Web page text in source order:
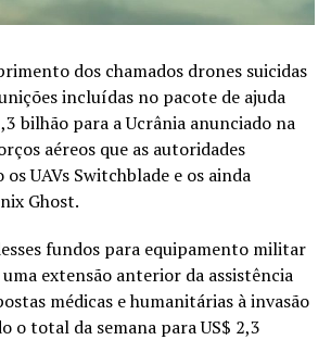
dos chamados drones suicidas
incluídas no pacote de ajuda
bilhão para a Ucrânia anunciado na
aéreos que as autoridades
UAVs Switchblade e os ainda
Ghost.
fundos para equipamento militar
uma extensão anterior da assistência
médicas e humanitárias à invasão
o total da semana para US$ 2,3